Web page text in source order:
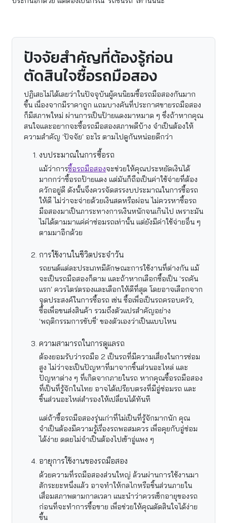
ปัจจัยสำคัญที่ต้องรู้ก่อน
ตัดสินใจซื้อรถมือสอง
ปฏิเสธไม่ได้เลยว่าในปัจจุบันผู้คนนิยมซื้อรถมือสองกันมาก
ขึ้น เนื่องจากมีราคาถูก แถมบางคันที่ประกาศขายรถมือสอง
ก็มีสภาพใหม่ ผ่านการเป็นป้ายแดงมาหมาด ๆ ซึ่งถ้าหากคุณ
สนใจและอยากจะซื้อรถมือสองสภาพดีบ้าง จำเป็นต้องให้
ความสำคัญ ‘ปัจจัย’ อะไร ตามไปดูกันหน่อยดีกว่า
งบประมาณในการซื้อรถ
แม้ว่าการซื้อรถมือสองจะช่วยให้คุณประหยัดเงินได้
มากกว่าซื้อรถป้ายแดง แต่มันก็ถือเป็นค่าใช้จ่ายที่ต้อง
ควักอยู่ดี ดังนั้นจึงควรจัดสรรงบประมาณในการซื้อรถ
ให้ดี ไม่ว่าจะจ่ายด้วยเงินสดหรือผ่อน ไม่ควรหาซื้อรถ
มือสองมาเป็นภาระทางการเงินหนักจนเกินไป เพราะมัน
ไม่ได้ตามมาแค่ค่าซ่อมรถเท่านั้น แต่ยังมีค่าใช้จ่ายอื่น ๆ
ตามมาอีกด้วย
การใช้งานในชีวิตประจำวัน
รถยนต์แต่ละประเภทมีลักษณะการใช้งานที่ต่างกัน แม้
จะเป็นรถมือสองก็ตาม และถ้าหากเลือกซื้อเป็น ‘รถคัน
แรก’ ควรไตร่ตรองและเลือกให้ดีที่สุด โดยอาจเลือกจาก
จุดประสงค์ในการซื้อรถ เช่น ซื้อเพื่อเป็นรถครอบครัว,
ซื้อเพื่อขนส่งสินค้า รวมถึงตัวแปรสำคัญอย่าง
‘พฤติกรรมการขับขี่’ ของตัวเองว่าเป็นแบบไหน
ความสามารถในการดูแลรถ
ต้องยอมรับว่ารถมือ 2 เป็นรถที่มีความเสี่ยงในการซ่อม
สูง ไม่ว่าจะเป็นปัญหาที่มาจากชิ้นส่วนอะไหล่ และ
ปัญหาต่าง ๆ ที่เกิดจากภายในรถ หากคุณซื้อรถมือสอง
ที่เป็นที่รู้จักในไทย อาจได้เปรียบตรงที่มีอู่ซ่อมรถ และ
ชิ้นส่วนอะไหล่สำรองให้เปลี่ยนได้ทันที
แต่ถ้าซื้อรถมือสองรุ่นเก่าที่ไม่เป็นที่รู้จักมากนัก คุณ
จำเป็นต้องมีความรู้เรื่องรถพอสมควร เพื่อคุยกับอู่ซ่อม
ได้ง่าย ดดยไม่จำเป็นต้องไปเข้าอู่แพง ๆ
อายุการใช้งานของรถมือสอง
ด้วยความที่รถมือสองส่วนใหญ่ ล้วนผ่านการใช้งานมา
สักระยะหนึ่งแล้ว อาจทำให้กลไกหรือชิ้นส่วนภายใน
เสื่อมสภาพตามกาลเวลา แนะนำว่าควรเช็กอายุของรถ
ก่อนที่จะทำการซื้อขาย เพื่อช่วยให้คุณตัดสินใจได้ง่าย
ขึ้น